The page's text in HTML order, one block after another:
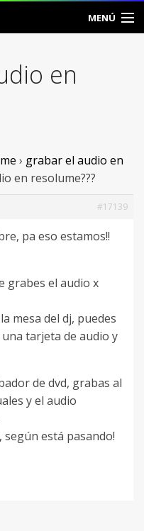
MENÚ
en
› grabar el audio en
en resolume???
#17139
pa eso estamos!!
grabes el audio x
mesa del dj, puedes
tarjeta de audio y
de dvd, grabas al
y el audio
está pasando!